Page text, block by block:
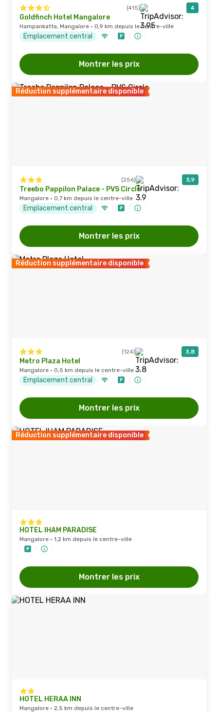
(415) 4
Goldfinch Hotel Mangalore
Hampankatta, Mangalore · 0,9 km depuis le centre-ville
Emplacement central
Montrer les prix
Réduction supplémentaire disponible
(256) 3,9
Treebo Pappilon Palace - PVS Circle
Mangalore · 0,7 km depuis le centre-ville
Emplacement central
Montrer les prix
Réduction supplémentaire disponible
(124) 3,8
Metro Plaza Hotel
Mangalore · 0,5 km depuis le centre-ville
Emplacement central
Montrer les prix
Réduction supplémentaire disponible
HOTEL IHAM PARADISE
Mangalore · 1,2 km depuis le centre-ville
Montrer les prix
HOTEL HERAA INN
Mangalore · 2,5 km depuis le centre-ville